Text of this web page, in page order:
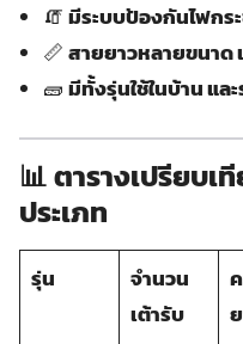
🧯มีระบบป้องกันไฟกร
📏สายยาวหลายขนาด
🧱มีทั้งรุ่นใช้ในบ้าน แ
📊 ตารางเปรียบเ
ประเภท
รุ่น
จำนวน
เต้ารับ